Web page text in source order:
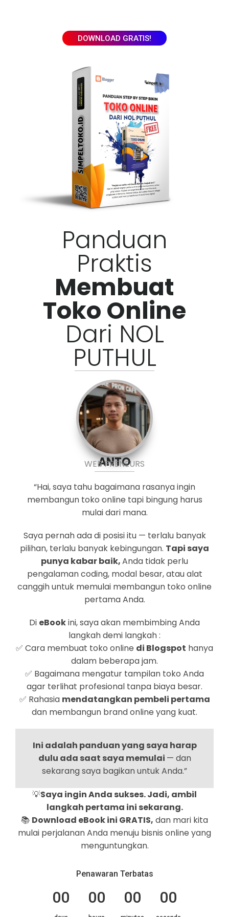
DOWNLOAD GRATIS!
Panduan
Praktis
Membuat
Toko Online
Dari NOL
PUTHUL
ANTO
WEB PRENEURS
“Hai, saya tahu bagaimana rasanya ingin
membangun toko online tapi bingung harus
mulai dari mana.
Saya pernah ada di posisi itu — terlalu banyak
pilihan, terlalu banyak kebingungan. Tapi saya
punya kabar baik,Anda tidak perlu
pengalaman coding, modal besar, atau alat
canggih untuk memulai membangun toko online
pertama Anda.
Di eBookini, saya akan membimbing Anda
langkah demi langkah :
✅ Cara membuat toko online di Blogspot hanya
dalam beberapa jam.
✅ Bagaimana mengatur tampilan toko Anda
agar terlihat profesional tanpa biaya besar.
✅ Rahasia mendatangkan pembeli pertama
dan membangun brand online yang kuat.
Ini adalah panduan yang saya harap
dulu ada saat saya memulai — dan
sekarang saya bagikan untuk Anda.”
💡Saya ingin Anda sukses. Jadi, ambil
langkah pertama ini sekarang.
📚 Download eBook ini GRATIS, dan mari kita
mulai perjalanan Anda menuju bisnis online yang
menguntungkan.
Penawaran Terbatas
00 00 00 00